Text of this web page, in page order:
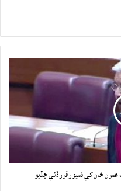
خان کي ذميوار قرار ڏئي ڇڏيو